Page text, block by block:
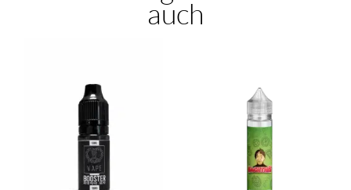
auch